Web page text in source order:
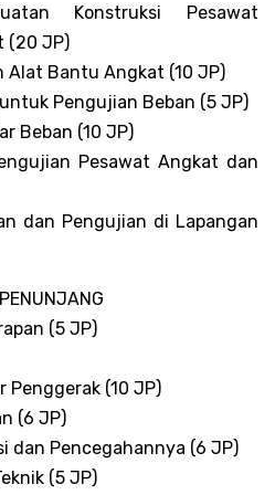
Konstruksi Pesawat
(20 JP)
Alat Bantu Angkat (10 JP)
Pengujian Beban (5 JP)
Beban (10 JP)
Pesawat Angkat dan
dan Pengujian di Lapangan
(5 JP)
Penggerak (10 JP)
(6 JP)
dan Pencegahannya (6 JP)
(5 JP)